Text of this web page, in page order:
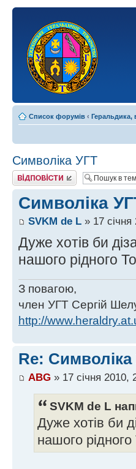
Список форумів ‹ Геральдика,
Символіка УГТ
Відповісти
Символіка
SVKM de L » 17
Дуже хотів би
нашого рідного
З повагою,
член УГТ Сергій
http://
Re:
ABG » 17 січня 2010,
SVKM de L
Дуже хотів би
нашого